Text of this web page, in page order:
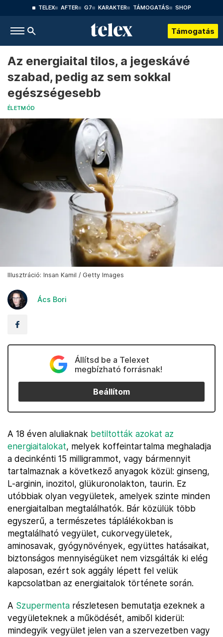
TELEX AFTER G7 KARAKTER TÁMOGATÁS SHOP
Támogatás
Az energiaital tilos, a jegeskávé
szabad, pedig az sem sokkal
egészségesebb
ÉLETMÓD
Illusztráció: Insan Kamil / Getty Images
Ács Bori
Állítsd be a Telexet
megbízható forrásnak!
Beállítom
A 18 éven aluliaknak betiltották azokat az
energiaitalokat, melyek koffeintartalma meghaladja
a decinkénti 15 milligrammot, vagy bármennyit
tartalmaznak a következő anyagok közül: ginseng,
L-arginin, inozitol, glükuronolakton, taurin. Ez
utóbbiak olyan vegyületek, amelyek szinte minden
energiaitalban megtalálhatók. Bár közülük több
egyszerű, a természetes táplálékokban is
megtalálható vegyület, cukorvegyületek,
aminosavak, gyógynövények, együttes hatásaikat,
biztonságos mennyiségüket nem vizsgálták ki elég
alaposan, ezért sok aggály lépett fel velük
kapcsolatban az energiaitalok története során.
A Szupermenta részletesen bemutatja ezeknek a
vegyületeknek a működését, amiből kiderül:
mindegyik vegyület jelen van a szervezetben vagy